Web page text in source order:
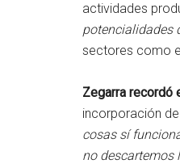
actividades
potencialidades
sectores como
Zegarra recordó
incorporación
cosas sí
no descartemos